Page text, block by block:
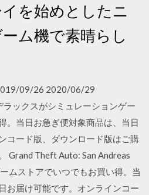
を始めとしたニ
ム機で素晴らし
09/26 2020/06/29
ックスがシミュレーションゲー
。当日お急ぎ便対象商品は、当日
コード版、ダウンロード版はご購
Grand Theft Auto: San Andreas
ムストアでいつでもお買い得。当
お届け可能です。オンラインコー